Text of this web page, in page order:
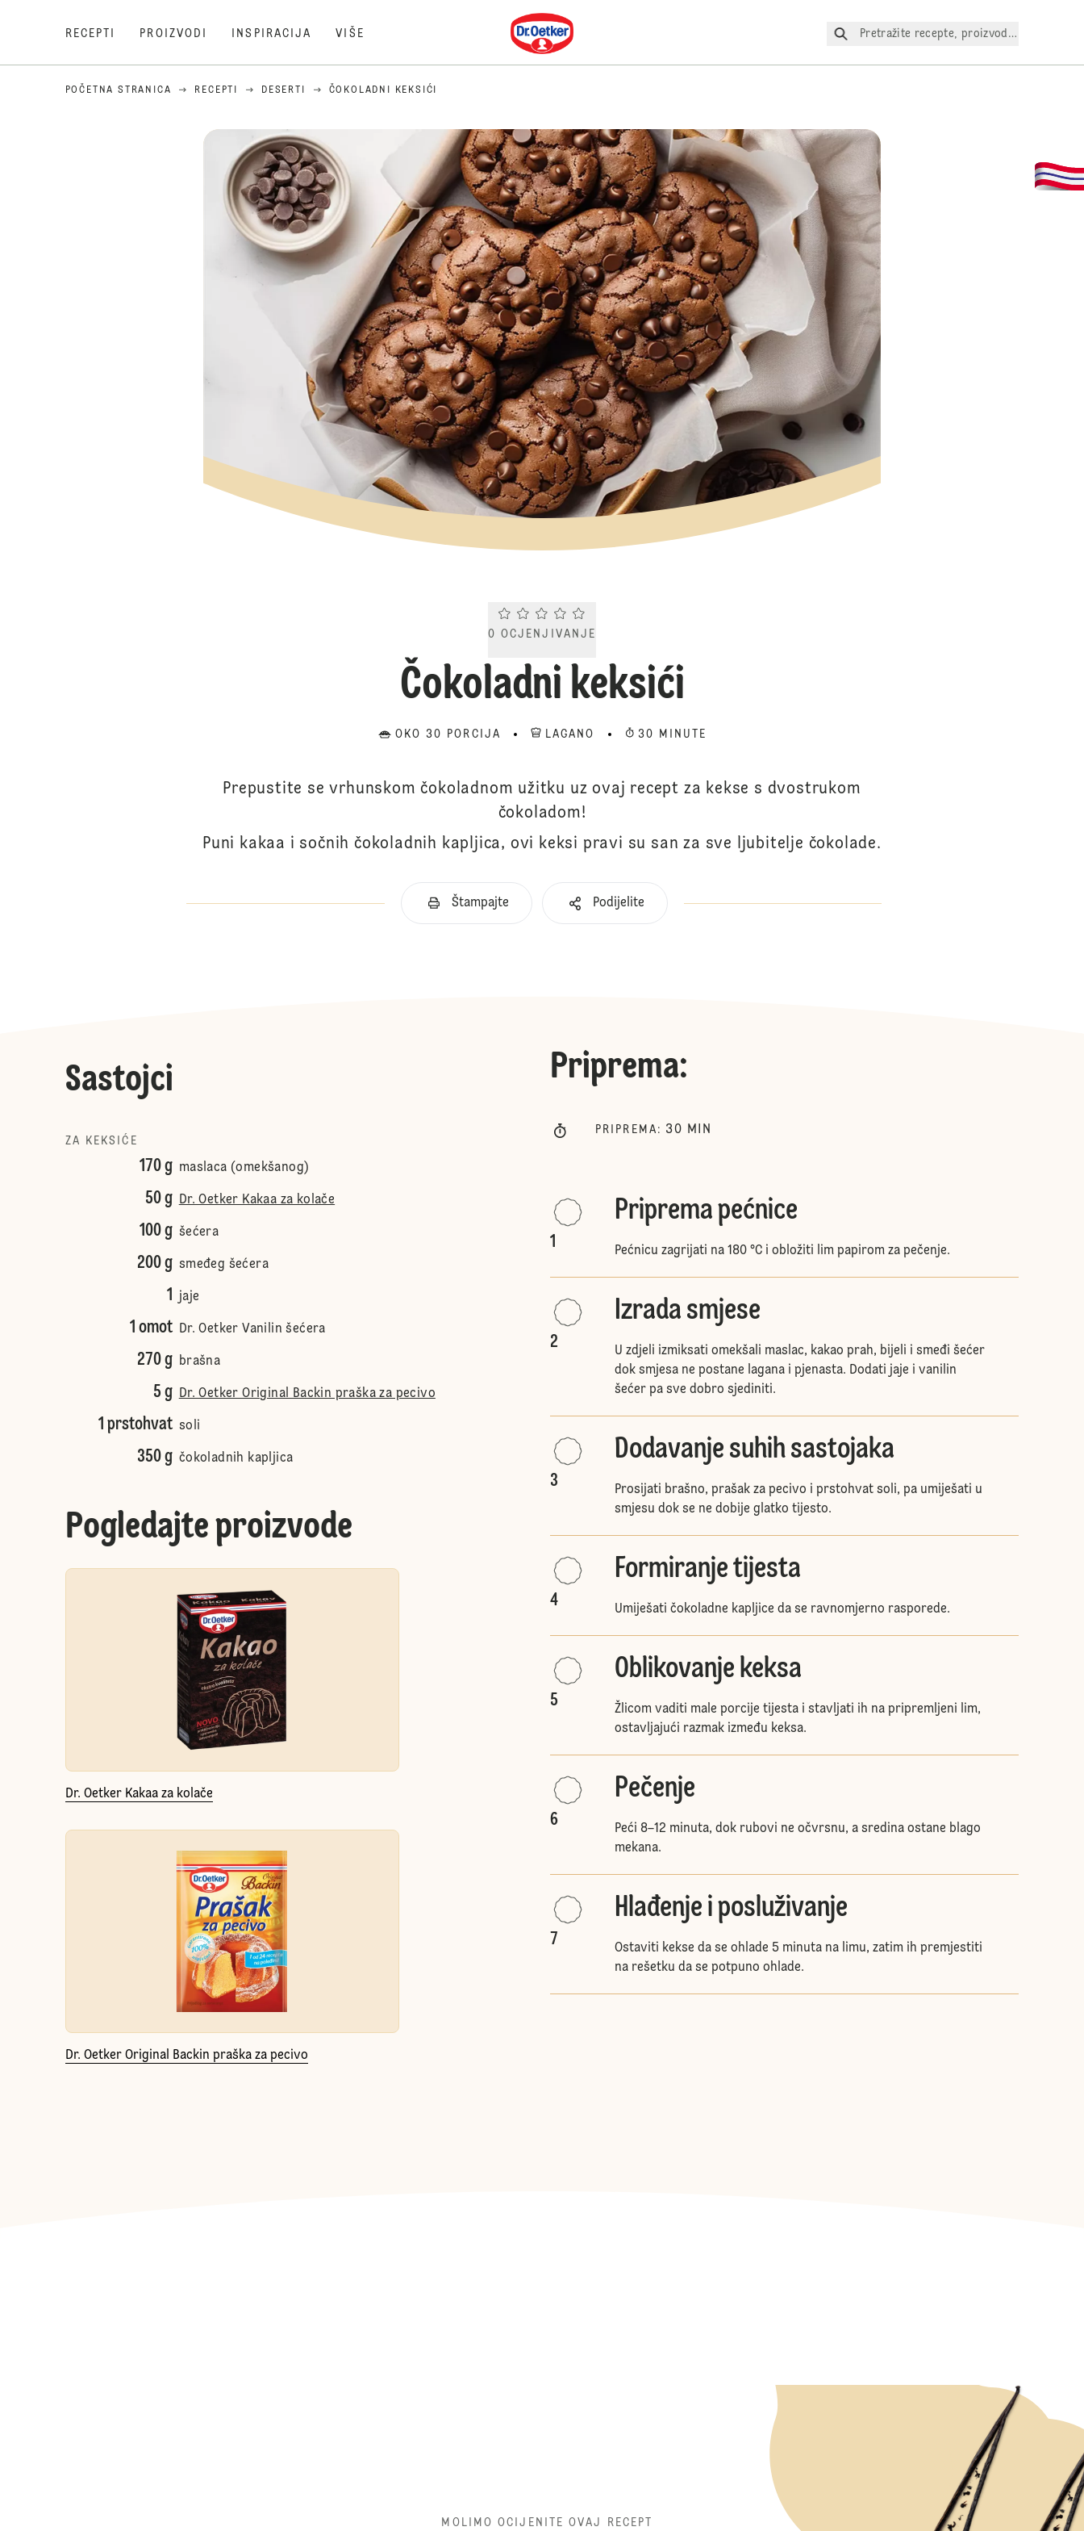
RECEPTI PROIZVODI INSPIRACIJA VIŠE
Dr. Oetker
Pretražite recepte, proizvode itd.
POČETNA STRANICA RECEPTI DESERTI ČOKOLADNI KEKSIĆI
Current rating 0.0. Click to rate.
0 OCJENJIVANJE
Čokoladni keksići
OKO 30 PORCIJA LAGANO 30 MINUTE
Prepustite se vrhunskom čokoladnom užitku uz ovaj recept za kekse s dvostrukom
čokoladom!
Puni kakaa i sočnih čokoladnih kapljica, ovi keksi pravi su san za sve ljubitelje čokolade.
Štampajte Podijelite
Sastojci
ZA KEKSIĆE
170 g maslaca (omekšanog)
50 g Dr. Oetker Kakaa za kolače
100 g šećera
200 g smeđeg šećera
1 jaje
1 omot Dr. Oetker Vanilin šećera
270 g brašna
5 g Dr. Oetker Original Backin praška za pecivo
1 prstohvat soli
350 g čokoladnih kapljica
Pogledajte proizvode
Dr. Oetker Kakaa za kolače
Dr. Oetker Original Backin praška za pecivo
Priprema:
PRIPREMA : 30 MIN
1
Priprema pećnice
Pećnicu zagrijati na 180 °C i obložiti lim papirom za pečenje.
2
Izrada smjese
U zdjeli izmiksati omekšali maslac, kakao prah, bijeli i smeđi šećer
dok smjesa ne postane lagana i pjenasta. Dodati jaje i vanilin
šećer pa sve dobro sjediniti.
3
Dodavanje suhih sastojaka
Prosijati brašno, prašak za pecivo i prstohvat soli, pa umiješati u
smjesu dok se ne dobije glatko tijesto.
4
Formiranje tijesta
Umiješati čokoladne kapljice da se ravnomjerno rasporede.
5
Oblikovanje keksa
Žlicom vaditi male porcije tijesta i stavljati ih na pripremljeni lim,
ostavljajući razmak između keksa.
6
Pečenje
Peći 8–12 minuta, dok rubovi ne očvrsnu, a sredina ostane blago
mekana.
7
Hlađenje i posluživanje
Ostaviti kekse da se ohlade 5 minuta na limu, zatim ih premjestiti
na rešetku da se potpuno ohlade.
MOLIMO OCIJENITE OVAJ RECEPT